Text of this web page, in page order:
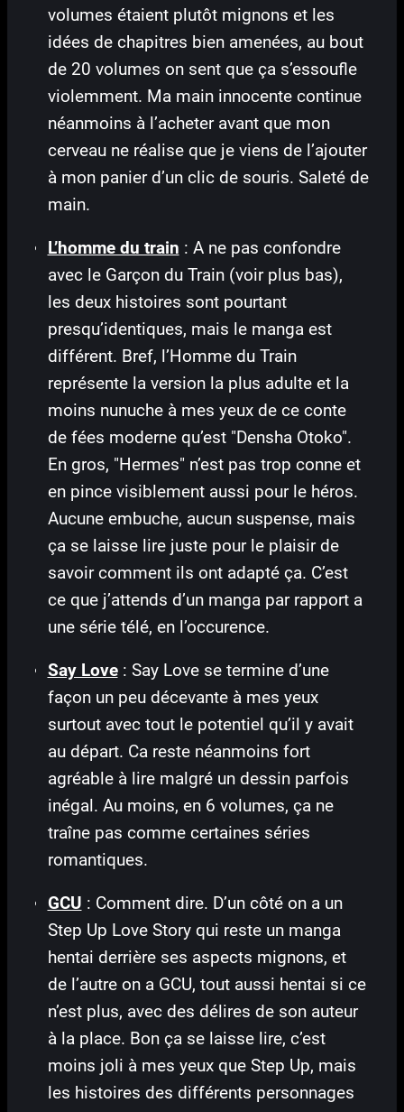
volumes étaient plutôt mignons et les
idées de chapitres bien amenées, au bout
de 20 volumes on sent que ça s’essoufle
violemment. Ma main innocente continue
néanmoins à l’acheter avant que mon
cerveau ne réalise que je viens de l’ajouter
à mon panier d’un clic de souris. Saleté de
main.
L’homme du train : A ne pas confondre
avec le Garçon du Train (voir plus bas),
les deux histoires sont pourtant
presqu’identiques, mais le manga est
différent. Bref, l’Homme du Train
représente la version la plus adulte et la
moins nunuche à mes yeux de ce conte
de fées moderne qu’est "Densha Otoko".
En gros, "Hermes" n’est pas trop conne et
en pince visiblement aussi pour le héros.
Aucune embuche, aucun suspense, mais
ça se laisse lire juste pour le plaisir de
savoir comment ils ont adapté ça. C’est
ce que j’attends d’un manga par rapport a
une série télé, en l’occurence.
Say Love: Say Love se termine d’une
façon un peu décevante à mes yeux
surtout avec tout le potentiel qu’il y avait
au départ. Ca reste néanmoins fort
agréable à lire malgré un dessin parfois
inégal. Au moins, en 6 volumes, ça ne
traîne pas comme certaines séries
romantiques.
GCU : Comment dire. D’un côté on a un
Step Up Love Story qui reste un manga
hentai derrière ses aspects mignons, et
de l’autre on a GCU, tout aussi hentai si ce
n’est plus, avec des délires de son auteur
à la place. Bon ça se laisse lire, c’est
moins joli à mes yeux que Step Up, mais
les histoires des différents personnages